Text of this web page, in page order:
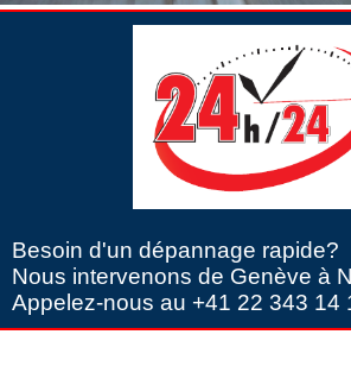
Besoin d'un dépannage rapide?
Nous intervenons de Genève à
Appelez-nous au +41 22 343 14